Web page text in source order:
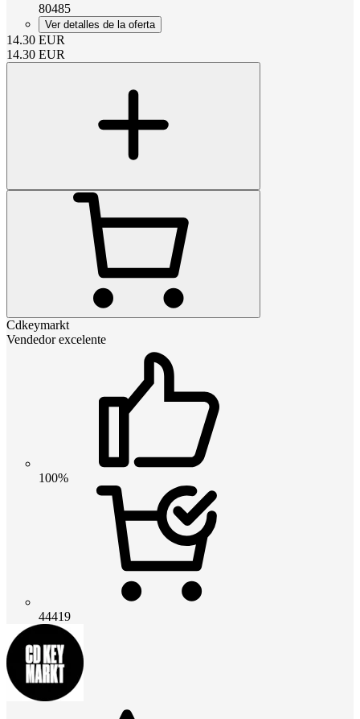
80485
Ver detalles de la oferta
14.30 EUR
14.30 EUR
Cdkeymarkt
Vendedor excelente
100%
44419